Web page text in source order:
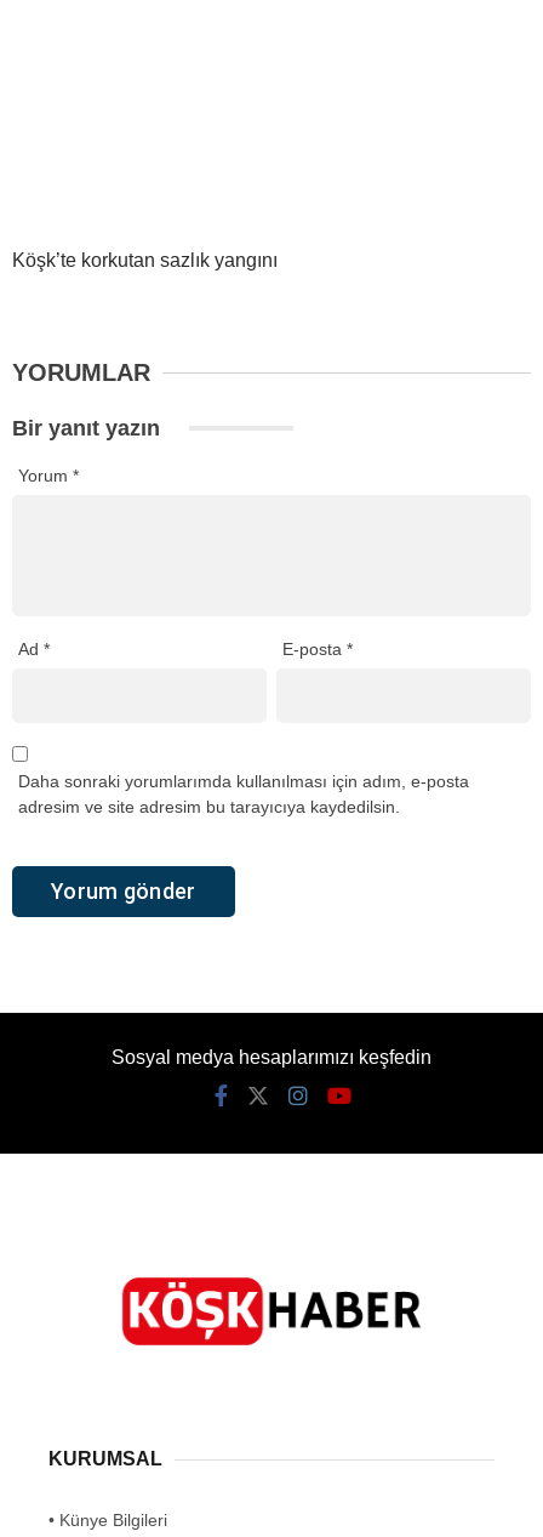
Köşk’te korkutan sazlık yangını
YORUMLAR
Bir yanıt yazın
Yorum *
Ad * E-posta*
Daha sonraki yorumlarımda kullanılması için adım, e-posta
adresim ve site adresim bu tarayıcıya kaydedilsin.
Sosyal medya hesaplarımızı keşfedin
KURUMSAL
• Künye Bilgileri